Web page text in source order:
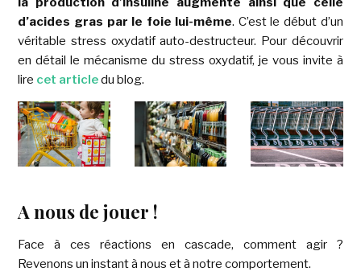
d’acides gras par le foie lui-même. C’est le début d’un
véritable stress oxydatif auto-destructeur. Pour découvrir
en détail le mécanisme du stress oxydatif, je vous invite à
lire cet articledu blog.
A nous de jouer !
Face à ces réactions en cascade, comment agir ?
Revenons un instant à nous et à notre comportement.